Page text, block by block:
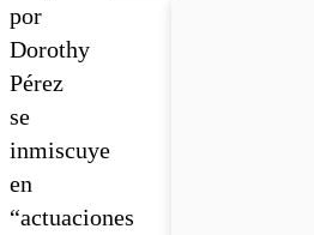
por
Dorothy
Pérez
se
inmiscuye
en
“actuaciones